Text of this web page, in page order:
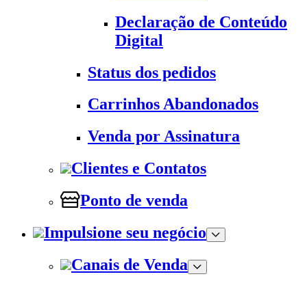
Declaração de Conteúdo
Digital
Status dos pedidos
Carrinhos Abandonados
Venda por Assinatura
Clientes e Contatos
Ponto de venda
Impulsione seu negócio
Canais de Venda